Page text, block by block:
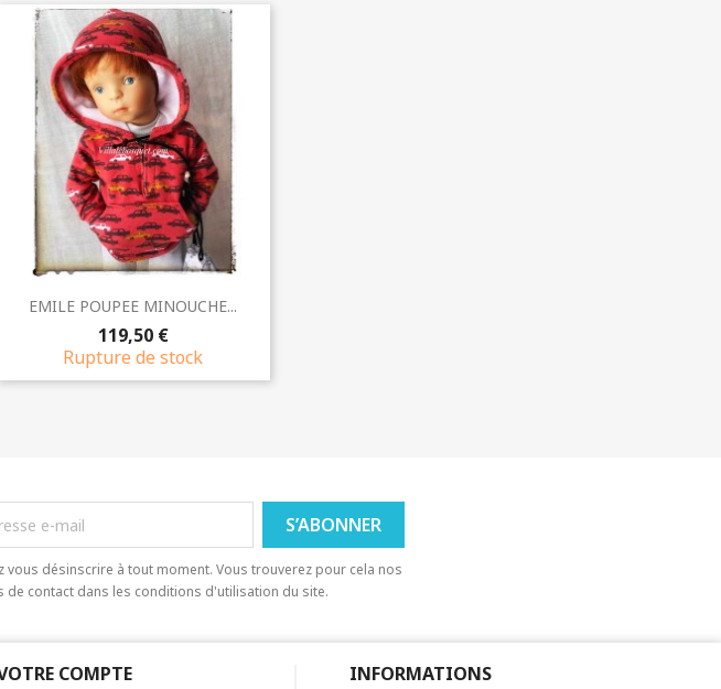
Aperçu rapide
EMILE POUPEE MINOUCHE...
119,50 €
Rupture de stock
vous désinscrire à tout moment. Vous trouverez pour cela nos
de contact dans les conditions d'utilisation du site.
COMPTE INFORMATIONS